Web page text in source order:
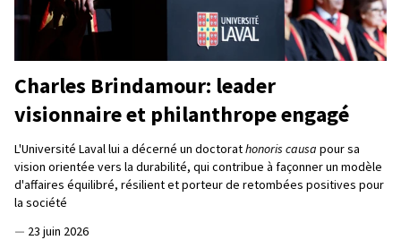
Charles Brindamour: leader
visionnaire et philanthrope engagé
L'Université Laval lui a décerné un doctorathonoris causa pour sa
vision orientée vers la durabilité, qui contribue à façonner un modèle
d'affaires équilibré, résilient et porteur de retombées positives pour
la société
— 23 juin 2026